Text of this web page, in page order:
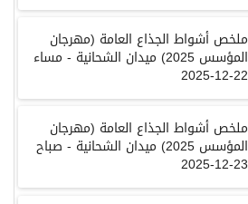
ملخص أشواط الجذاع العامة (مهرجان
المؤسس 2025)ميدان الشحانية -مساء
22-12-2025
ملخص أشواط الجذاع العامة (مهرجان
المؤسس 2025)ميدان الشحانية -صباح
23-12-2025